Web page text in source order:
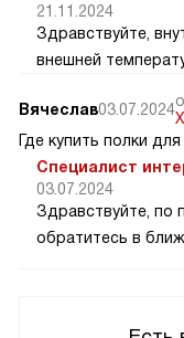
21.11.2024
Здравствуйте,
внешней
Вячеслав03.07.2024
Где купить полки
Специалист
03.07.2024
Здравствуйте, по
обратитесь в